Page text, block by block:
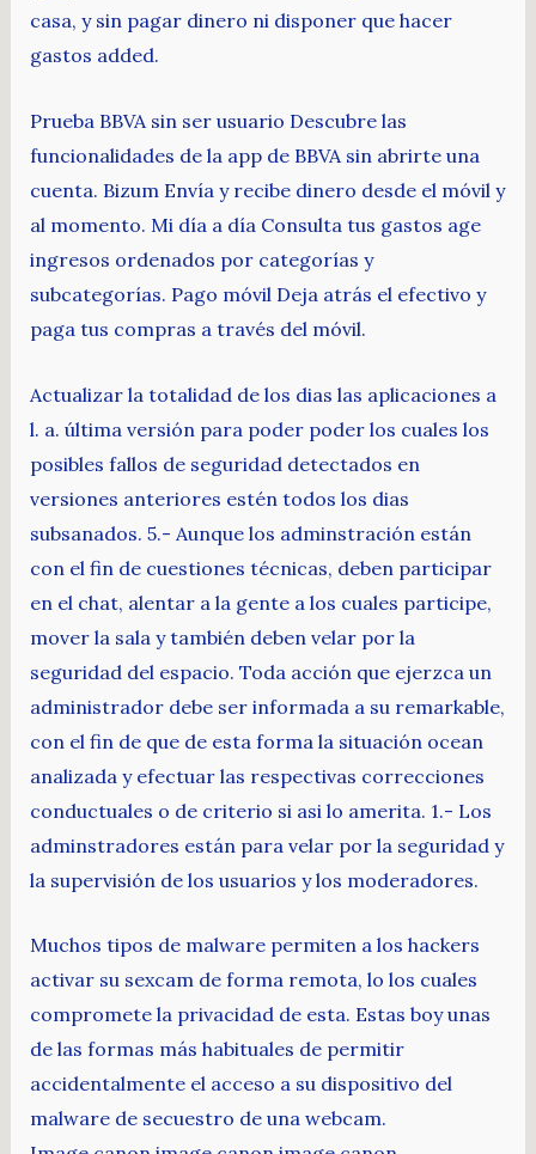
casa, y sin pagar dinero ni disponer que hacer
gastos added.
Prueba BBVA sin ser usuario Descubre las
funcionalidades de la app de BBVA sin abrirte una
cuenta. Bizum Envía y recibe dinero desde el móvil y
al momento. Mi día a día Consulta tus gastos age
ingresos ordenados por categorías y
subcategorías. Pago móvil Deja atrás el efectivo y
paga tus compras a través del móvil.
Actualizar la totalidad de los dias las aplicaciones a
l. a. última versión para poder poder los cuales los
posibles fallos de seguridad detectados en
versiones anteriores estén todos los dias
subsanados. 5.- Aunque los adminstración están
con el fin de cuestiones técnicas, deben participar
en el chat, alentar a la gente a los cuales participe,
mover la sala y también deben velar por la
seguridad del espacio. Toda acción que ejerzca un
administrador debe ser informada a su remarkable,
con el fin de que de esta forma la situación ocean
analizada y efectuar las respectivas correcciones
conductuales o de criterio si asi lo amerita. 1.- Los
adminstradores están para velar por la seguridad y
la supervisión de los usuarios y los moderadores.
Muchos tipos de malware permiten a los hackers
activar su sexcam de forma remota, lo los cuales
compromete la privacidad de esta. Estas boy unas
de las formas más habituales de permitir
accidentalmente el acceso a su dispositivo del
malware de secuestro de una webcam.